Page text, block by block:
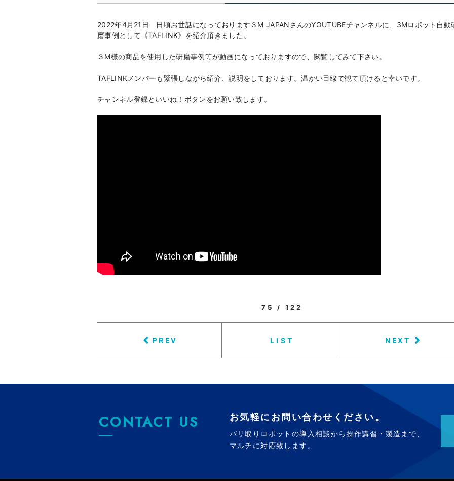
2022年4月21日 日頃お世話になっております３M JAPANさんのYOUTUBEチャンネルに、3Mロボット自動
磨事例として《TAFLINK》を紹介頂きました。
３M様の商品を使用した研磨事例等が動画になっておりますので、閲覧してみて下さい。
TAFLINKメンバーも緊張しながら紹介、説明をしております。温かい目線で観て頂けると幸いです。
チャンネル登録といいね！ボタンをお願い致します。
75 / 122
PREV LIST NEXT
CONTACT US お気軽にお問い合わせください。
バリ取りロボットの導入相談から操作講習・製造まで、
マルチに対応致します。